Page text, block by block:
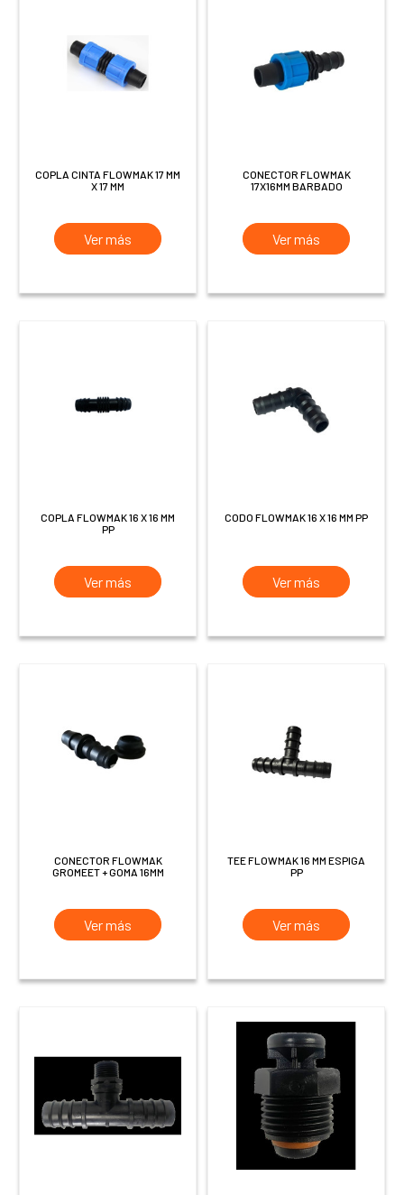
COPLA CINTA FLOWMAK 17 MM
X 17 MM
Ver más
CONECTOR FLOWMAK
17X16MM BARBADO
Ver más
COPLA FLOWMAK 16 X 16 MM
PP
Ver más
CODO FLOWMAK 16 X 16 MM PP
Ver más
CONECTOR FLOWMAK
GROMEET + GOMA 16MM
Ver más
TEE FLOWMAK 16 MM ESPIGA
PP
Ver más